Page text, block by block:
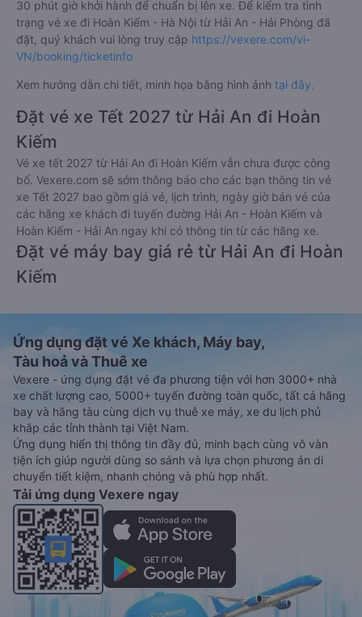
30 phút giờ khởi hành để chuẩn bị lên xe. Để kiểm tra tình
trạng vé xe đi Hoàn Kiếm - Hà Nội từ Hải An - Hải Phòng đã
đặt, quý khách vui lòng truy cập https://vexere.com/vi-
VN/booking/ticketinfo
Xem hướng dẫn chi tiết, minh họa bằng hình ảnh tại đây.
Đặt vé xe Tết 2027 từ Hải An đi Hoàn
Kiếm
Vé xe tết 2027 từ Hải An đi Hoàn Kiếm vẫn chưa được công
bố. Vexere.com sẽ sớm thông báo cho các bạn thông tin vé
xe Tết 2027 bao gồm giá vé, lịch trình, ngày giờ bán vé của
các hãng xe khách đi tuyến đường Hải An - Hoàn Kiếm và
Hoàn Kiếm - Hải An ngay khi có thông tin từ các hãng xe.
Đặt vé máy bay giá rẻ từ Hải An đi Hoàn
Kiếm
Ứng dụng đặt vé Xe khách, Máy bay,
Tàu hoả và Thuê xe
Vexere - ứng dụng đặt vé đa phương tiện với hơn 3000+ nhà
xe chất lượng cao, 5000+ tuyến đường toàn quốc, tất cả hãng
bay và hãng tàu cùng dịch vụ thuê xe máy, xe du lịch phủ
khắp các tỉnh thành tại Việt Nam.
Ứng dụng hiển thị thông tin đầy đủ, minh bạch cùng vô vàn
tiện ích giúp người dùng so sánh và lựa chọn phương án di
chuyển tiết kiệm, nhanh chóng và phù hợp nhất.
Tải ứng dụng Vexere ngay